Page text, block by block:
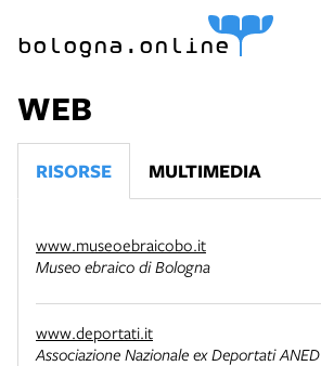
bologna.online
WEB
RISORSE MULTIMEDIA
www.museoebraicobo.it
Museo ebraico di Bologna
www.deportati.it
Associazione Nazionale ex Deportati ANED